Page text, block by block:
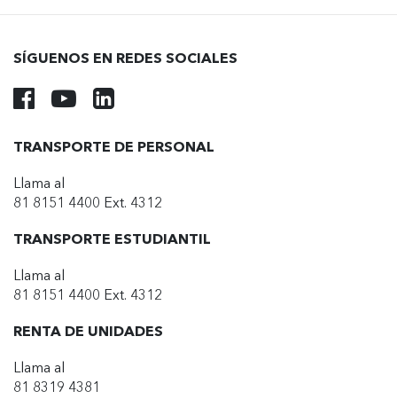
SÍGUENOS EN REDES SOCIALES
TRANSPORTE DE PERSONAL
Llama al
81 8151 4400 Ext. 4312
TRANSPORTE ESTUDIANTIL
Llama al
81 8151 4400 Ext. 4312
RENTA DE UNIDADES
Llama al
81 8319 4381